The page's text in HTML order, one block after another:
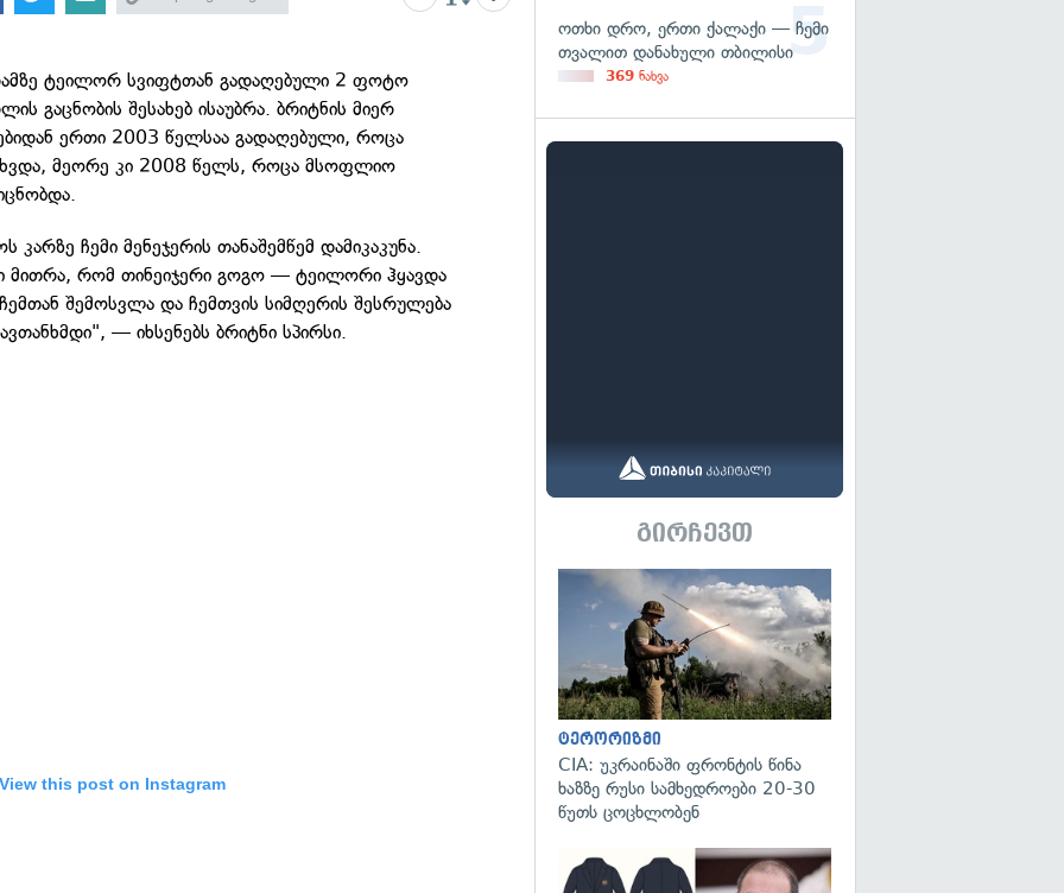
ტეილორ სვიფტთან გადაღებული 2 ფოტო
გაცნობის შესახებ ისაუბრა. ბრიტნის მიერ
ერთი 2003 წელსაა გადაღებული, როცა
მეორე კი 2008 წელს, როცა მსოფლიო
ჩემი მენეჯერის თანაშემწემ დამიკაკუნა.
მითრა, რომ თინეიჯერი გოგო — ტეილორი ჰყავდა
შემოსვლა და ჩემთვის სიმღერის შესრულება
— იხსენებს ბრიტნი სპირსი.
View this post on Instagram
ოთხი დრო, ერთი ქალაქი — ჩემი
თვალით დანახული თბილისი
369 ნახვა
გირჩევთ
ტერორიზმი
CIA: უკრაინაში ფრონტის წინა
ხაზზე რუსი სამხედროები 20-30
წუთს ცოცხლობენ